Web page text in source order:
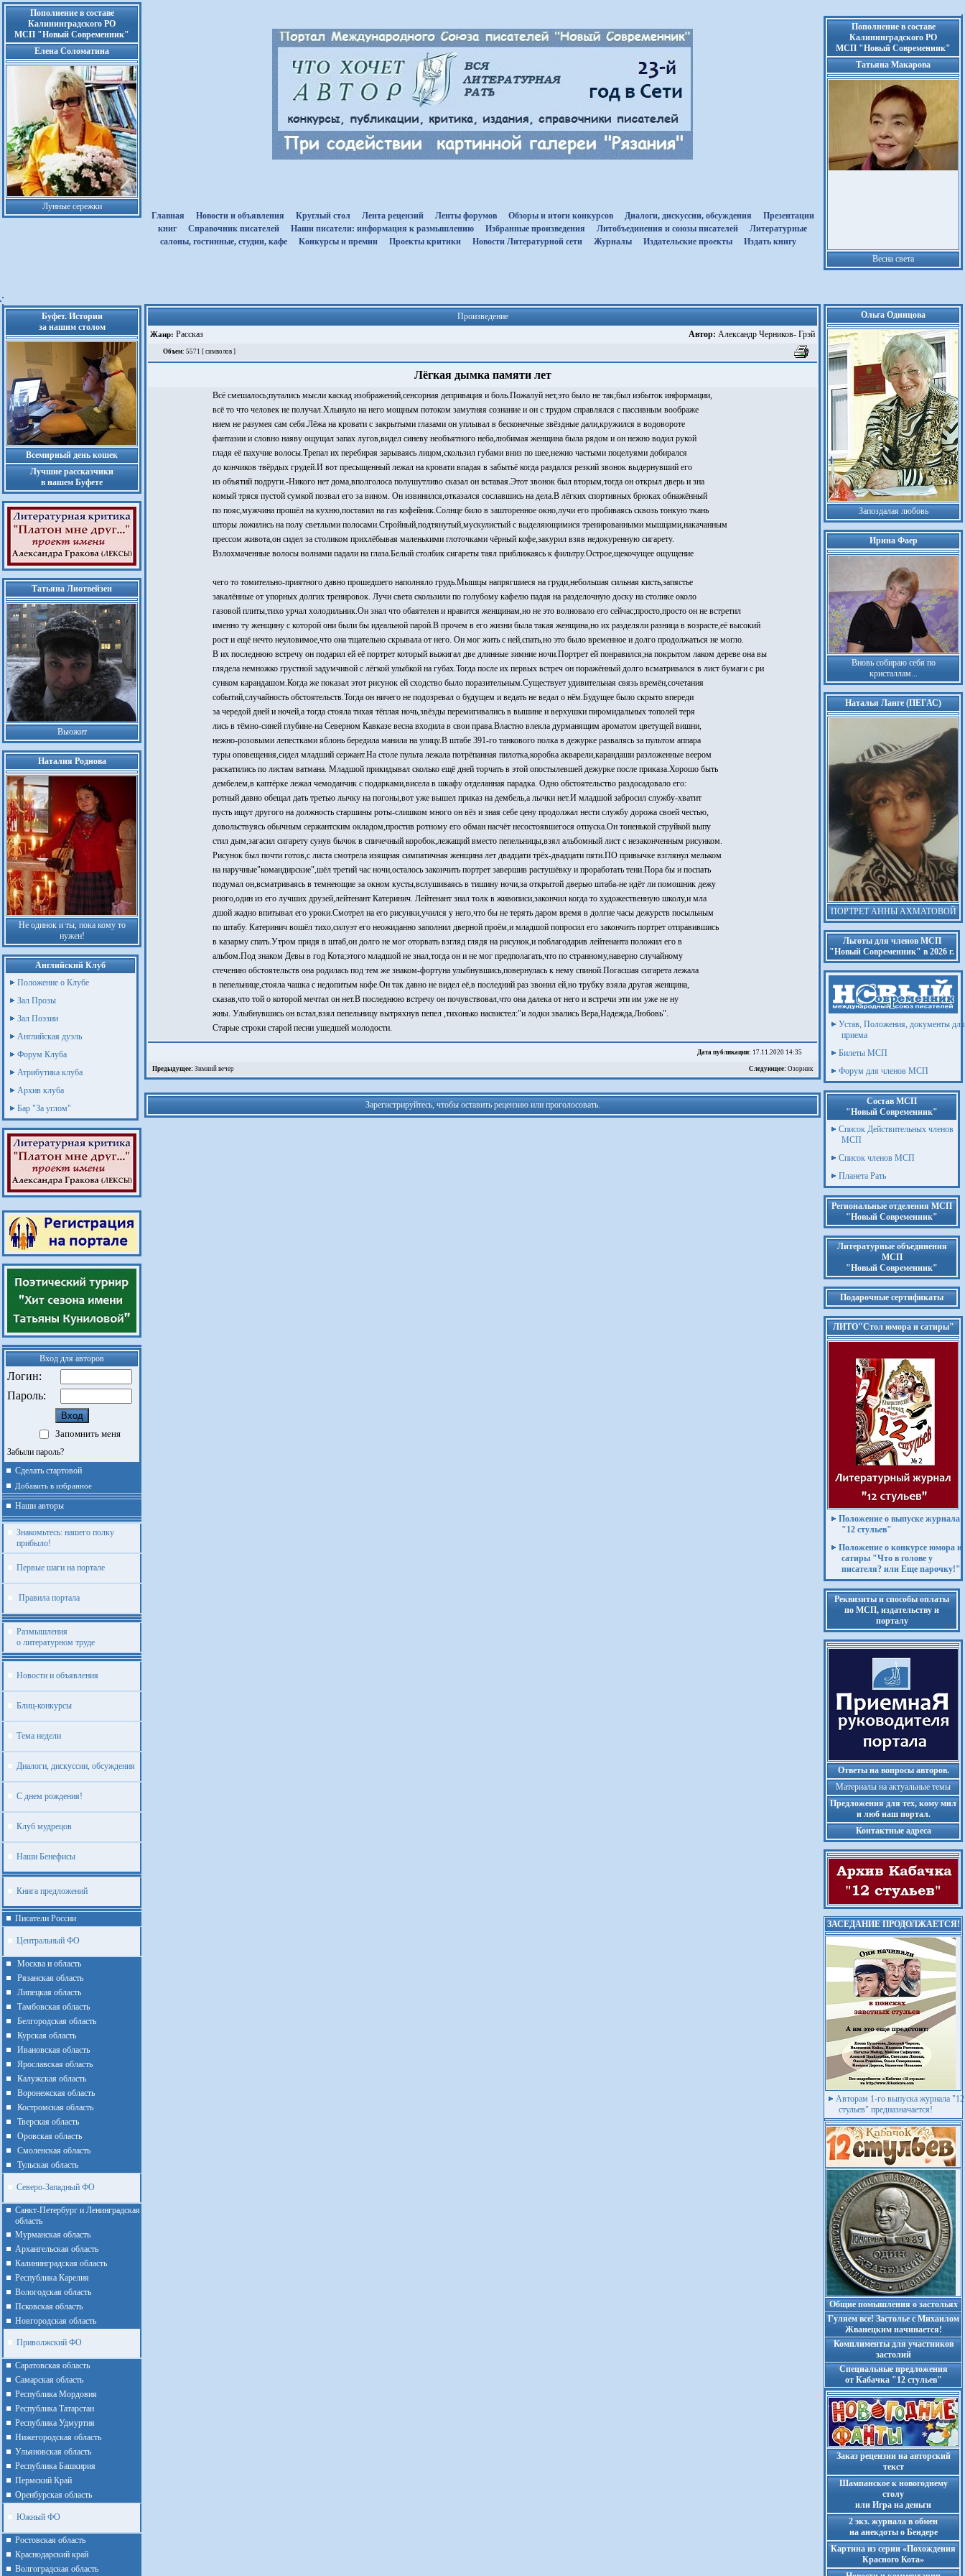
Пополнение в составе
Калининградского РО
МСП "Новый Современник"
Елена Соломатина
Лунные сережки
Главная
Новости и объявления Круглый стол Лента рецензий Ленты форумов Обзоры и итоги конкурсов Диалоги, дискуссии, обсуждения
Презентации
книг
Cправочник писателей Наши писатели: информация к размышлению Избранные произведения Литобъединения и союзы писателей
Литературные
салоны, гостинные, студии, кафе
Kонкурсы и премии Проекты критики Новости Литературной сети Журналы Издательские проекты Издать книгу
Пополнение в составе
Калининградского РО
МСП "Новый Современник"
Татьяна Макарова
Весна света
Буфет. Истории
за нашим столом
Всемирный день кошек
Лучшие рассказчики
в нашем Буфете
Татьяна Лиотвейзен
Вьюжит
Наталия Роднова
Не одинок и ты, пока кому то
нужен!
Английский Клуб
Положение о Клубе
Зал Прозы
Зал Поэзии
Английская дуэль
Форум Клуба
Атрибутика клуба
Архив клуба
Бар "За углом"
Вход для авторов
Логин:
Пароль:
Запомнить меня
Забыли пароль?
Сделать стартовой
Добавить в избранное
Наши авторы
Знакомьтесь: нашего полку
прибыло!
Первые шаги на портале
Правила портала
Размышления
о литературном труде
Новости и объявления
Блиц-конкурсы
Тема недели
Диалоги, дискуссии, обсуждения
С днем рождения!
Клуб мудрецов
Наши Бенефисы
Книга предложений
Писатели России
Центральный ФО
Москва и область
Рязанская область
Липецкая область
Тамбовская область
Белгородская область
Курская область
Ивановская область
Ярославская область
Калужская область
Воронежская область
Костромская область
Тверская область
Оровская область
Смоленская область
Тульская область
Северо-Западный ФО
Санкт-Петербург и Ленинградская
область
Мурманская область
Архангельская область
Калининградская область
Республика Карелия
Вологодская область
Псковская область
Новгородская область
Приволжский ФО
Cаратовская область
Cамарская область
Республика Мордовия
Республика Татарстан
Республика Удмуртия
Нижегородская область
Ульяновская область
Республика Башкирия
Пермский Край
Оренбурская область
Южный ФО
Ростовская область
Краснодарский край
Волгоградская область
Произведение
Жанр: Рассказ Автор: Александр Черников- Грэй
Объем: 5571 [ символов ]
Лёгкая дымка памяти лет
Всё смешалось;путались мысли каскад изображений,сенсорная депривация и боль.Пожалуй нет,это было не так;был избыток информации,
всё то что человек не получал.Хлынуло на него мощным потоком замутняя сознание и он с трудом справлялся с пассивным воображе
нием не разумея сам себя.Лёжа на кровати с закрытыми глазами он уплывал в бесконечные звёздные дали,кружился в водовороте
фантазии и словно наяву ощущал запах лугов,видел синеву необъятного неба,любимая женщина была рядом и он нежно водил рукой
гладя её пахучие волосы.Трепал их перебирая зарываясь лицом,скользил губами вниз по шее,нежно частыми поцелуями добирался
до кончиков твёрдых грудей.И вот пресыщенный лежал на кровати впадая в забытьё когда раздался резкий звонок выдернувший его
из объятий подруги.-Никого нет дома,вполголоса полушутливо сказал он вставая.Этот звонок был вторым,тогда он открыл дверь и зна
комый тряся пустой сумкой позвал его за вином. Он извинился,отказался сославшись на дела.В лёгких спортивных брюках обнажённый
по пояс,мужчина прошёл на кухню,поставил на газ кофейник.Солнце било в зашторенное окно,лучи его пробиваясь сквозь тонкую ткань
шторы ложились на полу светлыми полосами.Стройный,подтянутый,мускулистый с выделяющимися тренированными мышцами,накачанным
прессом живота,он сидел за столиком прихлёбывая маленькими глоточками чёрный кофе,закурил взяв недокуренную сигарету.
Взлохмаченные волосы волнами падали на глаза.Белый столбик сигареты таял приближаясь к фильтру.Острое,щекочущее ощущение
чего то томительно-приятного давно прошедшего наполняло грудь.Мышцы напрягшиеся на груди,небольшая сильная кисть,запястье
закалённые от упорных долгих тренировок. Лучи света скользили по голубому кафелю падая на разделочную доску на столике около
газовой плиты,тихо урчал холодильник.Он знал что обаятелен и нравится женщинам,но не это волновало его сейчас;просто,просто он не встретил
именно ту женщину с которой они были бы идеальной парой.В прочем в его жизни была такая женщина,но их разделяли разница в возрасте,её высокий
рост и ещё нечто неуловимое,что она тщательно скрывала от него. Он мог жить с ней,спать,но это было временное и долго продолжаться не могло.
В их последнюю встречу он подарил ей её портрет который выжигал две длинные зимние ночи.Портрет ей понравился;на покрытом лаком дереве она вы
глядела немножко грустной задумчивой с лёгкой улыбкой на губах.Тогда после их первых встреч он поражённый долго всматривался в лист бумаги с ри
сунком карандашом.Когда же показал этот рисунок ей сходство было поразительным.Существует удивительная связь времён,сочетания
событий,случайность обстоятельств.Тогда он ничего не подозревал о будущем и ведать не ведал о нём.Будущее было скрыто впереди
за чередой дней и ночей,а тогда стояла тихая тёплая ночь,звёзды перемигивались в вышине и верхушки пиромидальных тополей теря
лись в тёмно-синей глубине-на Северном Кавказе весна входила в свои права.Властно влекла дурманящим ароматом цветущей вишни,
нежно-розовыми лепестками яблонь бередила манила на улицу.В штабе 391-го танкового полка в дежурке развалясь за пультом аппара
туры оповещения,сидел младший сержант.На столе пульта лежала потрёпанная пилотка,коробка акварели,карандаши разложенные веером
раскатились по листам ватмана. Младшой прикидывал сколько ещё дней торчать в этой опостылевшей дежурке после приказа.Хорошо быть
дембелем,в каптёрке лежал чемоданчик с подарками,висела в шкафу отделанная парадка. Одно обстоятельство раздосадовало его:
ротный давно обещал дать третью лычку на погоны,вот уже вышел приказ на дембель,а лычки нет.И младшой забросил службу-хватит
пусть ищут другого на должность старшины роты-слишком много он вёз и зная себе цену продолжал нести службу дорожа своей честью,
довольствуясь обычным сержантским окладом,простив ротному его обман насчёт несостоявшегося отпуска.Он тоненькой струйкой выпу
стил дым,загасил сигарету сунув бычок в спичечный коробок,лежащий вместо пепельницы,взял альбомный лист с незаконченным рисунком.
Рисунок был почти готов,с листа смотрела изящная симпатичная женщина лет двадцати трёх-двадцати пяти.ПО привычке взглянул мельком
на наручные"командирские",шёл третий час ночи,осталось закончить портрет завершив растушёвку и проработать тени.Пора бы и поспать
подумал он,всматриваясь в темнеющие за окном кусты,вслушиваясь в тишину ночи,за открытой дверью штаба-не идёт ли помошник дежу
рного,один из его лучших друзей,лейтенант Катеринич. Лейтенант знал толк в живописи,закончил когда то художественную школу,и мла
дшой жадно впитывал его уроки.Смотрел на его рисунки,учился у него,что бы не терять даром время в долгие часы дежурств посыльным
по штабу. Катеринич вошёл тихо,силуэт его неожиданно заполнил дверной проём,и младшой попросил его закончить портрет отправившись
в казарму спать.Утром придя в штаб,он долго не мог оторвать взгляд глядя на рисунок,и поблагодарив лейтенанта положил его в
альбом.Под знаком Девы в год Кота;этого младшой не знал,тогда он и не мог предполагать,что по странному,наверно случайному
стечению обстоятельств она родилась под тем же знаком-фортуна улыбнувшись,повернулась к нему спиной.Погасшая сигарета лежала
в пепельнице,стояла чашка с недопитым кофе.Он так давно не видел её,в последний раз звонил ей,но трубку взяла другая женщина,
сказав,что той о которой мечтал он нет.В последнюю встречу он почувствовал,что она далека от него и встречи эти им уже не ну
жны. Улыбнувшись он встал,взял пепельницу вытряхнув пепел ,тихонько насвистел:"и лодки звались Вера,Надежда,Любовь".
Старые строки старой песни ушедшей молодости.
Дата публикации: 17.11.2020 14:35
Предыдущее: Зимний вечер Следующее: Озорник
Зарегистрируйтесь, чтобы оставить рецензию или проголосовать.
Ольга Одинцова
Запоздалая любовь
Ирина Фаер
Вновь собираю себя по
кристаллам...
Наталья Ланге (ПЕГАС)
ПОРТРЕТ АННЫ АХМАТОВОЙ
Льготы для членов МСП
"Новый Современник" в 2026 г.
Устав, Положения, документы для
приема
Билеты МСП
Форум для членов МСП
Состав МСП
"Новый Современник"
Список Действительных членов
МСП
Список членов МСП
Планета Рать
Региональные отделения МСП
"Новый Современник"
Литературные объединения
МСП
"Новый Современник"
Подарочные сертификаты
ЛИТО"Стол юмора и сатиры"
Положение о выпуске журнала
"12 стульев"
Положение о конкурсе юмора и
сатиры "Что в голове у
писателя? или Еще парочку!"
Реквизиты и способы оплаты
по МСП, издательству и
порталу
Ответы на вопросы авторов.
Материалы на актуальные темы
Предложения для тех, кому мил
и люб наш портал.
Контактные адреса
ЗАСЕДАНИЕ ПРОДОЛЖАЕТСЯ!
Авторам 1-го выпуска журнала "12
стульев" предназначается!
Общие помышления о застольях
Гуляем все! Застолье с Михаилом
Жванецким начинается!
Комплименты для участников
застолий
Cпециальные предложения
от Кабачка "12 стульев"
Заказ рецензии на авторский
текст
Шампанское к новогоднему
столу
или Игра на деньги
2 экз. журнала в обмен
на анекдоты о Бендере
Картина из серии «Похождения
Красного Кота»